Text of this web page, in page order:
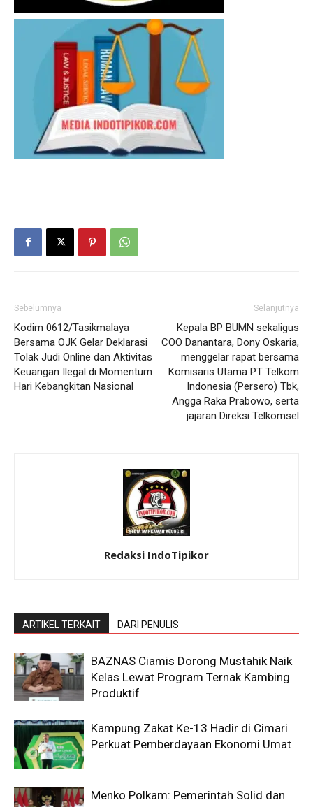
Sebelumnya
Kodim 0612/Tasikmalaya
Bersama OJK Gelar Deklarasi
Tolak Judi Online dan Aktivitas
Keuangan Ilegal di Momentum
Hari Kebangkitan Nasional
Selanjutnya
Kepala BP BUMN sekaligus
COO Danantara, Dony Oskaria,
menggelar rapat bersama
Komisaris Utama PT Telkom
Indonesia (Persero) Tbk,
Angga Raka Prabowo, serta
jajaran Direksi Telkomsel
Redaksi IndoTipikor
ARTIKEL TERKAIT DARI PENULIS
BAZNAS Ciamis Dorong Mustahik Naik
Kelas Lewat Program Ternak Kambing
Produktif
Kampung Zakat Ke-13 Hadir di Cimari
Perkuat Pemberdayaan Ekonomi Umat
Menko Polkam: Pemerintah Solid dan